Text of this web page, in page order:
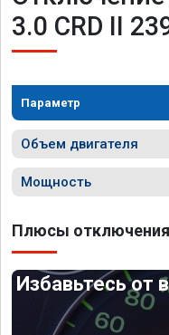
3.0 CRD II
Параметр
Объем двигателя
Мощность
Плюсы отключения
Избавьтесь от